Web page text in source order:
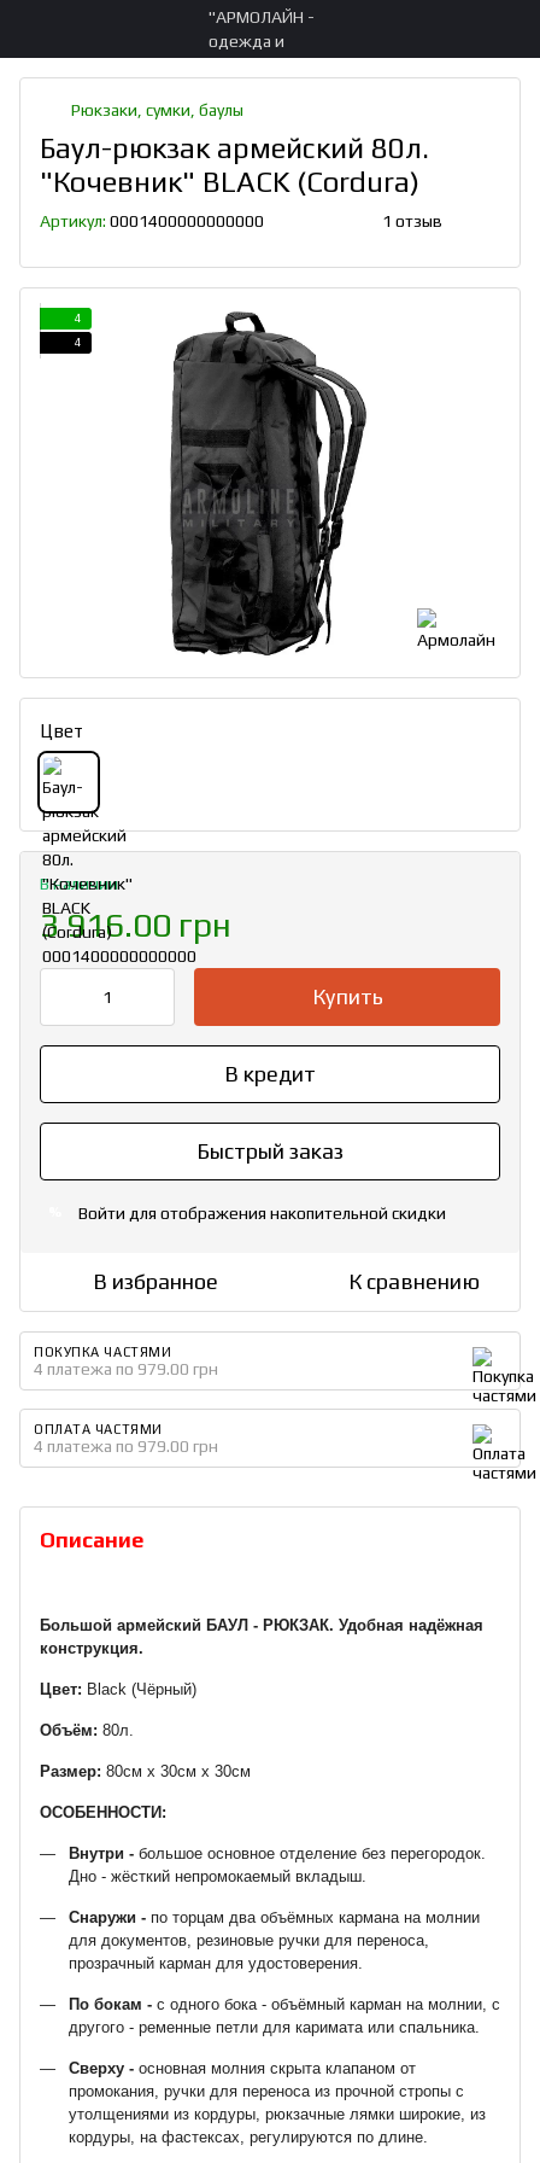
Рюкзаки, сумки, баулы
Баул-рюкзак армейский 80л.
"Кочевник" BLACK (Cordura)
Артикул: 0001400000000000 1 отзыв
4
4
Цвет
В наличии
3 916.00 грн
Купить
В кредит
Быстрый заказ
Войти для отображения накопительной скидки
В избранное К сравнению
ПОКУПКА ЧАСТЯМИ
4 платежа по 979.00 грн
ОПЛАТА ЧАСТЯМИ
4 платежа по 979.00 грн
Описание
Большой армейский БАУЛ - РЮКЗАК. Удобная надёжная
конструкция.
Цвет: Black (Чёрный)
Объём: 80л.
Размер: 80см х 30см х 30см
ОСОБЕННОСТИ:
Внутри - большое основное отделение без перегородок.
Дно - жёсткий непромокаемый вкладыш.
Снаружи - по торцам два объёмных кармана на молнии
для документов, резиновые ручки для переноса,
прозрачный карман для удостоверения.
По бокам - с одного бока - объёмный карман на молнии, с
другого - ременные петли для каримата или спальника.
Сверху - основная молния скрыта клапаном от
промокания, ручки для переноса из прочной стропы с
утолщениями из кордуры, рюкзачные лямки широкие, из
кордуры, на фастексах, регулируются по длине.